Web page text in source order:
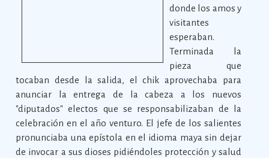
donde los amos y
visitantes
esperaban.
Terminada la
pieza que
tocaban desde la salida, el chik aprovechaba para
anunciar la entrega de la cabeza a los nuevos
"diputados" electos que se responsabilizaban de la
celebración en el año venturo. El jefe de los salientes
pronunciaba una epístola en el idioma maya sin dejar
de invocar a sus dioses pidiéndoles protección y salud